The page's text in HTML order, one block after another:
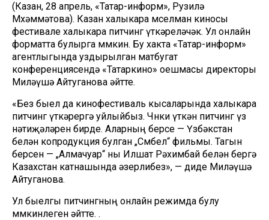
(Казан, 28 апрель, «Татар-информ», Рузилә
Мөхәммәтова). Казан халыкара мөселман киносы
фестивале халыкара питчинг үткәреләчәк. Ул онлайн
форматта булырга мөмкин. Бу хакта «Татар-информ»
агентлыгында уздырылган матбугат
конференциясендә «Татаркино» оешмасы директоры
Миләүшә Айтуганова әйтте.
«Без быел да кинофестиваль кысаларында халыкара
питчинг үткәрергә уйлыйбыз. Чөнки үткән питчинг үз
нәтиҗәләрен бирде. Аларның берсе — Үзбәкстан
белән копродукция булган „Сөмбел“ фильмы. Тагын
берсен — „Алмачуар“ ны Илшат Рәхимбай белән бергә
Казахстан катнашында әзерлибез», — диде Миләүшә
Айтуганова.
Ул быелгы питчингның онлайн режимда булу
мөмкинлеген әйтте. .